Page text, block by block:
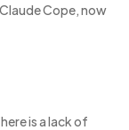
Cope, now
is a lack of